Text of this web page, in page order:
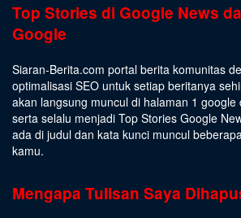
Top Stories di Google News
Google
Siaran-Berita.com portal berita komunitas
optimalisasi SEO untuk setiap beritanya
akan langsung muncul di halaman 1 google
serta selalu menjadi Top Stories Google
ada di judul dan kata kunci muncul
kamu.
Mengapa Tulisan Saya